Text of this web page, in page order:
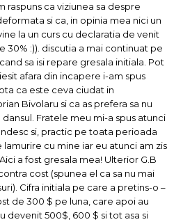
raspuns ca viziunea sa despre
si ca, in opinia mea nici un
la un curs cu declaratia de venit
30% :)). discutia a mai continuat pe
sa isi repare gresala initiala. Pot
afara din incapere i-am spus
ca este ceva ciudat in
Bivolaru si ca as prefera sa nu
Fratele meu mi-a spus atunci
si, practic pe toata perioada
cu mine iar eu atunci am zis
a fost gresala mea! Ulterior G.B
cost (spunea el ca sa nu mai
Cifra initiala pe care a pretins-o –
de 300 $ pe luna, care apoi au
devenit 500$, 600 $ si tot asa si